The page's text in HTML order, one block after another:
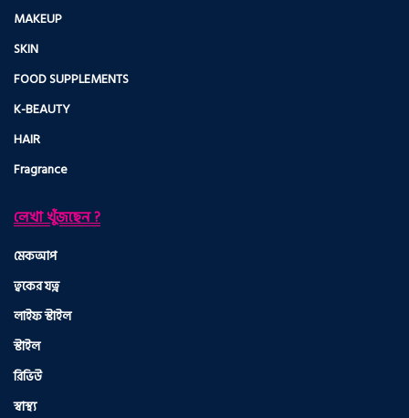
MAKEUP
SKIN
FOOD SUPPLEMENTS
K-BEAUTY
HAIR
Fragrance
লেখা খুঁজছেন ?
মেকআপ
ত্বকের যত্ন
লাইফ স্টাইল
স্টাইল
রিভিউ
স্বাস্থ্য